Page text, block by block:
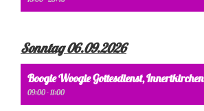
Sonntag 06.09.2026
Boogie Woogie Gottesdienst, Innertkirchen
09:00 - 11:00